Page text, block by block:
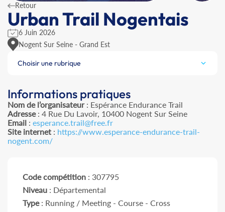
Retour
Urban Trail Nogentais
6 Juin 2026
Nogent Sur Seine - Grand Est
Choisir une rubrique
Informations pratiques
Nom de l’organisateur: Espérance Endurance Trail
Adresse: 4 Rue Du Lavoir, 10400 Nogent Sur Seine
Email : esperance.trail@free.fr
Site internet : https://www.esperance-endurance-trail-
nogent.com/
Code compétition : 307795
Niveau : Départemental
Type: Running / Meeting - Course - Cross